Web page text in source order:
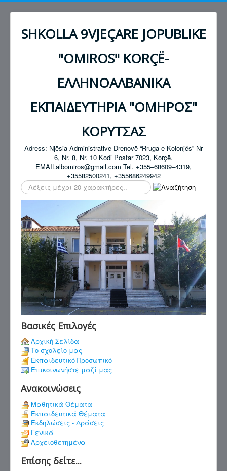
SHKOLLA 9VJEÇARE JOPUBLIKE
"OMIROS" KORÇË-
ΕΛΛΗΝΟΑΛΒΑΝΙΚΑ
ΕΚΠΑΙΔΕΥΤΗΡΙΑ "ΟΜΗΡΟΣ"
ΚΟΡΥΤΣΑΣ
Adress: Njësia Administrative Drenovë “Rruga e Kolonjës” Nr
6, Nr. 8, Nr. 10 Kodi Postar 7023, Korçë.
EMAILalbomiros@gmail.com Tel. +355–68609–4319,
+35582500241, +355686249942
Αναζήτηση...
Βασικές Επιλογές
Αρχική Σελίδα
Το σχολείο μας
Εκπαιδευτικό Προσωπικό
Επικοινωνήστε μαζί μας
Ανακοινώσεις
Μαθητικά Θέματα
Εκπαιδευτικά Θέματα
Εκδηλώσεις - Δράσεις
Γενικά
Αρχειοθετημένα
Επίσης δείτε...